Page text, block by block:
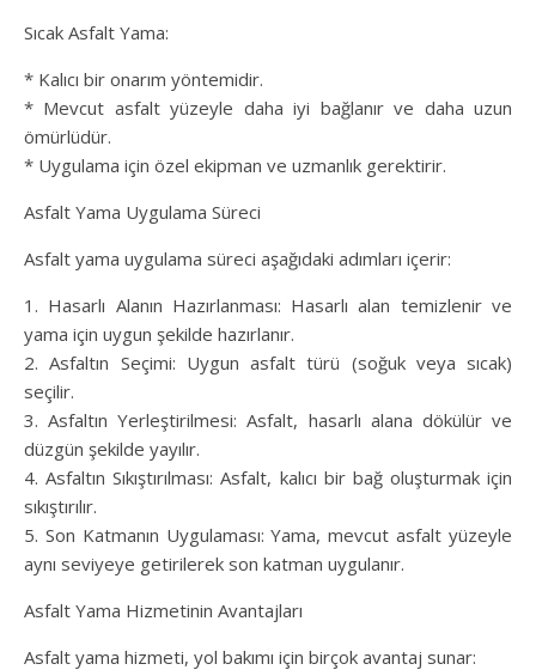
Sıcak Asfalt Yama:
* Kalıcı bir onarım yöntemidir.
* Mevcut asfalt yüzeyle daha iyi bağlanır ve daha uzun
ömürlüdür.
* Uygulama için özel ekipman ve uzmanlık gerektirir.
Asfalt Yama Uygulama Süreci
Asfalt yama uygulama süreci aşağıdaki adımları içerir:
1. Hasarlı Alanın Hazırlanması: Hasarlı alan temizlenir ve
yama için uygun şekilde hazırlanır.
2. Asfaltın Seçimi: Uygun asfalt türü (soğuk veya sıcak)
seçilir.
3. Asfaltın Yerleştirilmesi: Asfalt, hasarlı alana dökülür ve
düzgün şekilde yayılır.
4. Asfaltın Sıkıştırılması: Asfalt, kalıcı bir bağ oluşturmak için
sıkıştırılır.
5. Son Katmanın Uygulaması: Yama, mevcut asfalt yüzeyle
aynı seviyeye getirilerek son katman uygulanır.
Asfalt Yama Hizmetinin Avantajları
Asfalt yama hizmeti, yol bakımı için birçok avantaj sunar: